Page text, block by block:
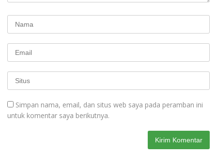
Simpan nama, email, dan situs web saya pada peramban ini
untuk komentar saya berikutnya.